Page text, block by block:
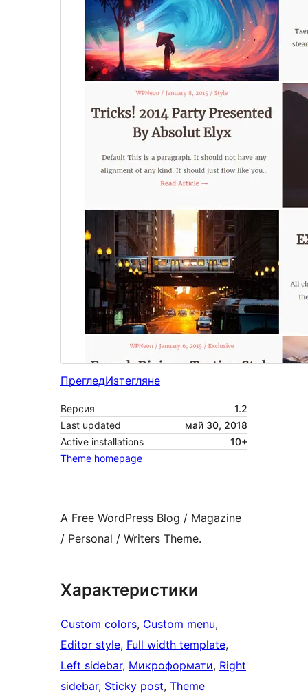
ПрегледИзтегляне
Версия
1.2
Last updated
май 30, 2018
Active installations
10+
Theme homepage
A Free WordPress Blog / Magazine
/ Personal / Writers Theme.
Характеристики
Custom colors, Custom menu
Editor style, Full width template
Left sidebar, Микроформати, Right
sidebar, Sticky post, Theme